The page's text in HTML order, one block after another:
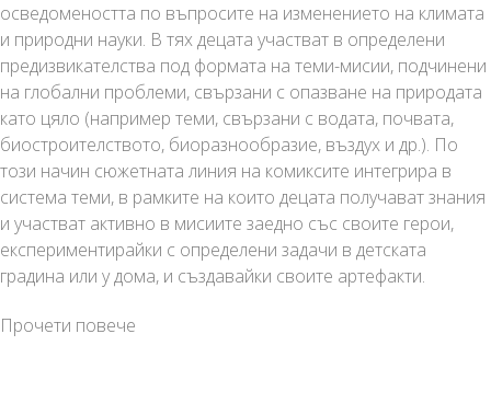
осведомеността по въпросите на изменението на климата
и природни науки. В тях децата участват в определени
предизвикателства под формата на теми-мисии, подчинени
на глобални проблеми, свързани с опазване на природата
като цяло (например теми, свързани с водата, почвата,
биостроителството, биоразнообразие, въздух и др.). По
този начин сюжетната линия на комиксите интегрира в
система теми, в рамките на които децата получават знания
и участват активно в мисиите заедно със своите герои,
експериментирайки с определени задачи в детската
градина или у дома, и създавайки своите артефакти.
Прочети повече